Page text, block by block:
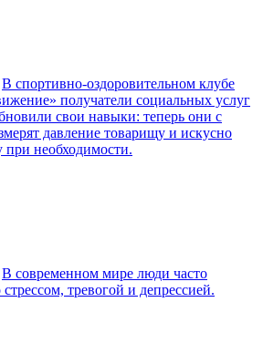
В спортивно-оздоровительном клубе
получатели социальных услуг
свои навыки: теперь они с
давление товарищу и искусно
при необходимости.
В современном мире люди часто
тревогой и депрессией.